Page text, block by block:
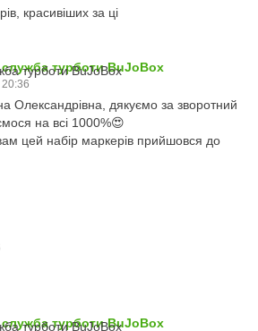
красивіших за ці
турботи BuJoBox
Олександрівна, дякуємо за зворотний
на всі 1000%😍
цей набір маркерів прийшовся до
турботи BuJoBox